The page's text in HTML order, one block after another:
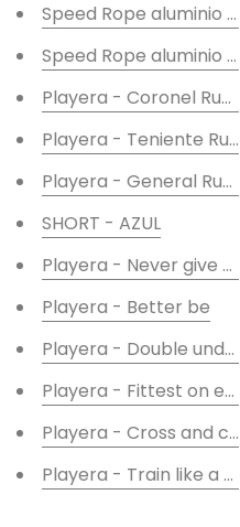
Speed Rope aluminio
Speed Rope aluminio
Playera - Coronel Runfit
Playera - Teniente
Playera - General Runfit
SHORT - AZUL
Playera - Never give up
Playera - Better be
Playera - Double unders
Playera - Fittest on
Playera - Cross and chill
Playera - Train like a